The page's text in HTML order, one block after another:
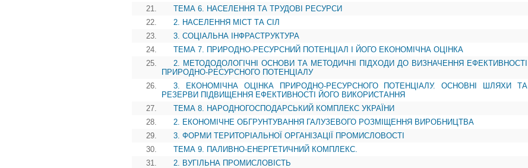
21.
ТЕМА 6. НАСЕЛЕННЯ ТА ТРУДОВІ РЕСУРСИ
22.
2. НАСЕЛЕННЯ МІСТ ТА СІЛ
23.
3. СОЦІАЛЬНА ІНФРАСТРУКТУРА
24.
ТЕМА 7. ПРИРОДНО-РЕСУРСНИЙ ПОТЕНЦІАЛ І ЙОГО ЕКОНОМІЧНА ОЦІНКА
25.
2. МЕТОДОДОЛОГІЧНІ ОСНОВИ ТА МЕТОДИЧНІ ПІДХОДИ ДО ВИЗНАЧЕННЯ ЕФЕКТИВНОСТІ
ПРИРОДНО-РЕСУРСНОГО ПОТЕНЦІАЛУ
26.
3. ЕКОНОМІЧНА ОЦІНКА ПРИРОДНО-РЕСУРСНОГО ПОТЕНЦІАЛУ. ОСНОВНІ ШЛЯХИ ТА
РЕЗЕРВИ ПІДВИЩЕННЯ ЕФЕКТИВНОСТІ ЙОГО ВИКОРИСТАННЯ
27.
ТЕМА 8. НАРОДНОГОСПОДАРСЬКИЙ КОМПЛЕКС УКРАЇНИ
28.
2. ЕКОНОМІЧНЕ ОБГРУНТУВАННЯ ГАЛУЗЕВОГО РОЗМІЩЕННЯ ВИРОБНИЦТВА
29.
3. ФОРМИ ТЕРИТОРІАЛЬНОЇ ОРГАНІЗАЦІЇ ПРОМИСЛОВОСТІ
30.
ТЕМА 9. ПАЛИВНО-ЕНЕРГЕТИЧНИЙ КОМПЛЕКС.
31.
2. ВУГІЛЬНА ПРОМИСЛОВІСТЬ